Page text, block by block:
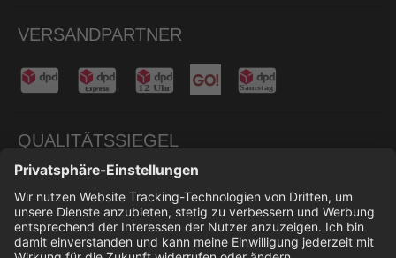
VERSANDPARTNER
QUALITÄTSSIEGEL